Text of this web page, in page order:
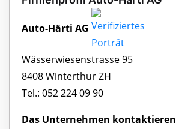
Auto-Härti AG
Wässerwiesenstrasse 95
8408 Winterthur ZH
Tel.: 052 224 09 90
Das Unternehmen kontaktieren